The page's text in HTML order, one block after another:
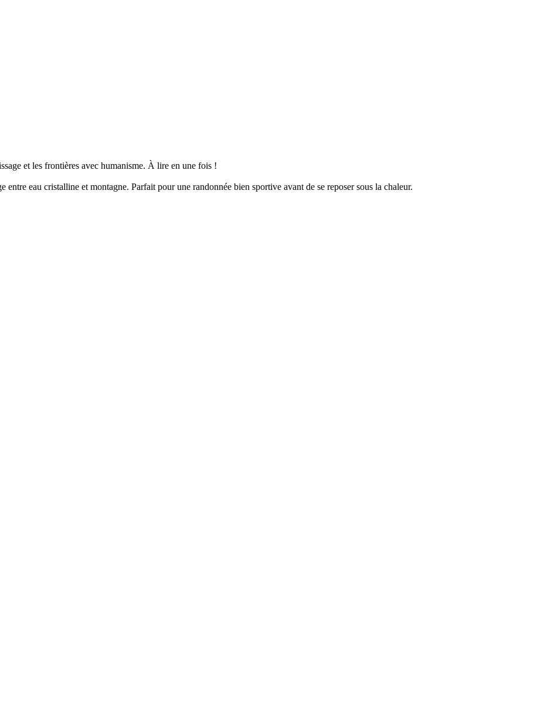
et les frontières avec humanisme. À lire en une fois !
eau cristalline et montagne. Parfait pour une randonnée bien sportive avant de se reposer sous la chaleur.